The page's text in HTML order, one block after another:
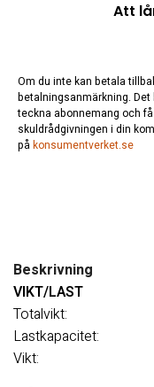
Att
Om du inte kan betala
betalningsanmärkning.
teckna abonnemang och
skuldrådgivningen i din
på konsumentverket.se
Beskrivning
VIKT/LAST
Totalvikt:
Lastkapacitet:
Vikt: